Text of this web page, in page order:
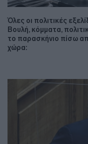
Όλες οι πολιτικές
Βουλή, κόμματα,
το παρασκήνιο πίσω
χώρα: